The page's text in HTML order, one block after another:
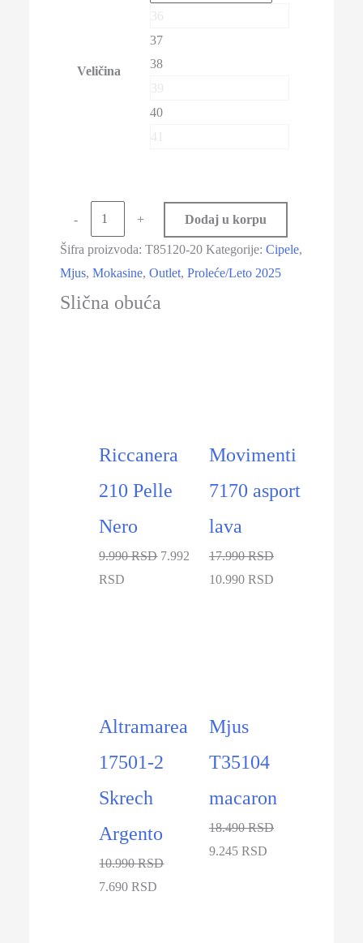
Veličina
36
37
38
39
40
41
- + Dodaj u korpu
Šifra proizvoda:T85120-20 Kategorije:Cipele,
Mjus,Mokasine,Outlet,Proleće/Leto 2025
Slična obuća
Riccanera
210 Pelle
Nero
9.990 RSD 7.992
RSD
Movimenti
7170 asport
lava
17.990 RSD
10.990 RSD
Altramarea
17501-2
Skrech
Argento
10.990 RSD
7.690 RSD
Mjus
T35104
macaron
18.490 RSD
9.245 RSD